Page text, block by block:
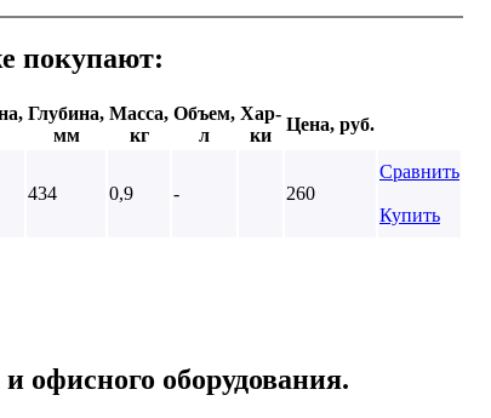
покупают:
Глубина,
мм
Масса,
кг
Объем,
л
Хар-
ки
Цена, руб.
434 0,9 - 260
Сравнить
Купить
офисного оборудования.